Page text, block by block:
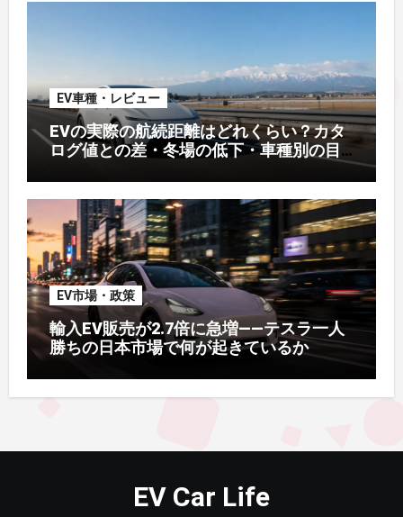
EV車種・レビュー
EVの実際の航続距離はどれくらい？カタ
ログ値との差・冬場の低下・車種別の目
EV市場・政策
輸入EV販売が2.7倍に急増——テスラ一人
勝ちの日本市場で何が起きているか
EV Car Life